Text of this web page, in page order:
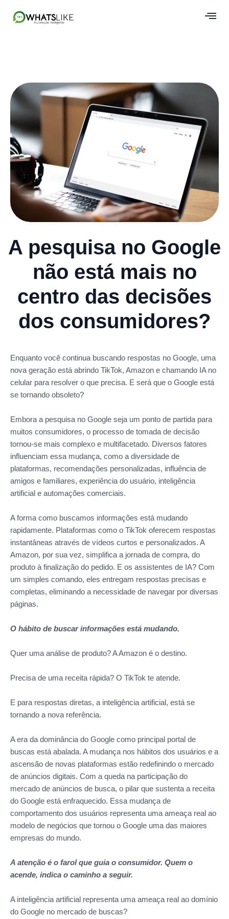
A pesquisa no Google
não está mais no
centro das decisões
dos consumidores?
Enquanto você continua buscando respostas no Google, uma
nova geração está abrindo TikTok, Amazon e chamando IA no
celular para resolver o que precisa. E será que o Google está
se tornando obsoleto?
Embora a pesquisa no Google seja um ponto de partida para
muitos consumidores, o processo de tomada de decisão
tornou-se mais complexo e multifacetado. Diversos fatores
influenciam essa mudança, como a diversidade de
plataformas, recomendações personalizadas, influência de
amigos e familiares, experiência do usuário, inteligência
artificial e automações comerciais.
A forma como buscamos informações está mudando
rapidamente. Plataformas como o TikTok oferecem respostas
instantâneas através de vídeos curtos e personalizados. A
Amazon, por sua vez, simplifica a jornada de compra, do
produto à finalização do pedido. E os assistentes de IA? Com
um simples comando, eles entregam respostas precisas e
completas, eliminando a necessidade de navegar por diversas
páginas.
O hábito de buscar informações está mudando.
Quer uma análise de produto? A Amazon é o destino.
Precisa de uma receita rápida? O TikTok te atende.
E para respostas diretas, a inteligência artificial, está se
tornando a nova referência.
A era da dominância do Google como principal portal de
buscas está abalada. A mudança nos hábitos dos usuários e a
ascensão de novas plataformas estão redefinindo o mercado
de anúncios digitais. Com a queda na participação do
mercado de anúncios de busca, o pilar que sustenta a receita
do Google está enfraquecido. Essa mudança de
comportamento dos usuários representa uma ameaça real ao
modelo de negócios que tornou o Google uma das maiores
empresas do mundo.
A atenção é o farol que guia o consumidor. Quem o
acende, indica o caminho a seguir.
A inteligência artificial representa uma ameaça real ao domínio
do Google no mercado de buscas?